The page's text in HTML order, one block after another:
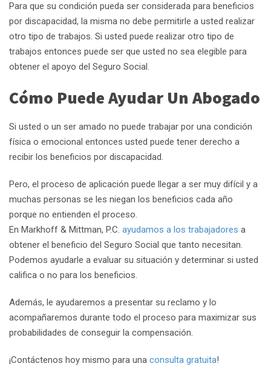
Para que su condición pueda ser considerada para beneficios
por discapacidad, la misma no debe permitirle a usted realizar
otro tipo de trabajos. Si usted puede realizar otro tipo de
trabajos entonces puede ser que usted no sea elegible para
obtener el apoyo del Seguro Social.
Cómo Puede Ayudar Un Abogado
Si usted o un ser amado no puede trabajar por una condición
física o emocional entonces usted puede tener derecho a
recibir los beneficios por discapacidad.
Pero, el proceso de aplicación puede llegar a ser muy difícil y a
muchas personas se les niegan los beneficios cada año
porque no entienden el proceso.
En Markhoff & Mittman, P.C. ayudamos a los trabajadores a
obtener el beneficio del Seguro Social que tanto necesitan.
Podemos ayudarle a evaluar su situación y determinar si usted
califica o no para los beneficios.
Además, le ayudaremos a presentar su reclamo y lo
acompañaremos durante todo el proceso para maximizar sus
probabilidades de conseguir la compensación.
¡Contáctenos hoy mismo para una consulta gratuita!